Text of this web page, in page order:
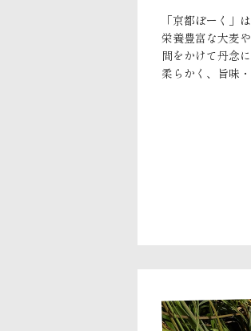
「京都ぽーく」
栄養豊富な大麦
間をかけて丹念
柔らかく、旨味